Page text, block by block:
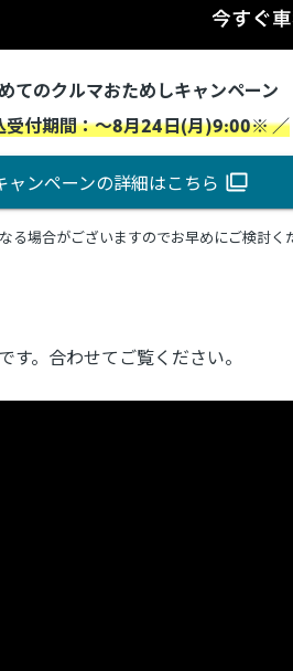
てのクルマおためしキャンペーン
受付期間：～8月24日(月)9:00※ ／
ャンペーンの詳細はこちら
る場合がございますのでお早めにご検討く
。合わせてご覧ください。